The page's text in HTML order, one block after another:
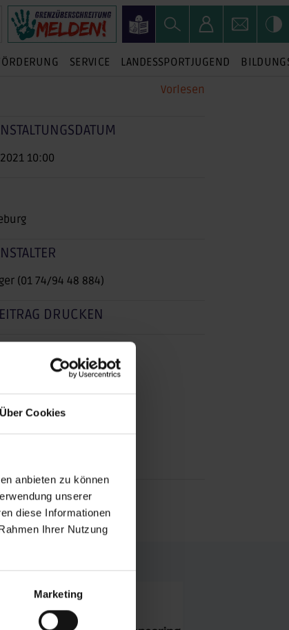
Über Cookies
anbieten zu können
unserer
diese Informationen
Ihrer Nutzung
Marketing
SERVICE LANDESSPORTJUGEND
Vorlesen
10:00
(01 74/94 48 884)
DRUCKEN
FEED